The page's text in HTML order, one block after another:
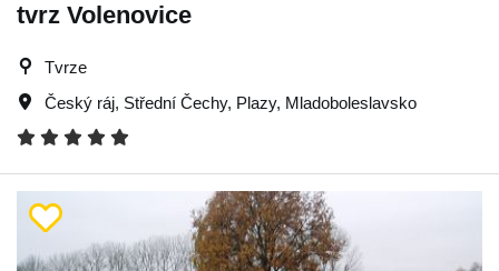
tvrz Volenovice
Tvrze
Český ráj, Střední Čechy, Plazy, Mladoboleslavsko